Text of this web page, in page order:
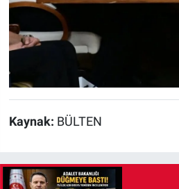
Kaynak: BÜLTEN